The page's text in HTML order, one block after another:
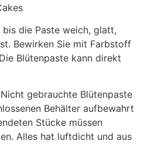
die Paste weich, glatt,
Bewirken Sie mit Farbstoff
Blütenpaste kann direkt
gebrauchte Blütenpaste
Behälter aufbewahrt
Stücke müssen
Alles hat luftdicht und aus